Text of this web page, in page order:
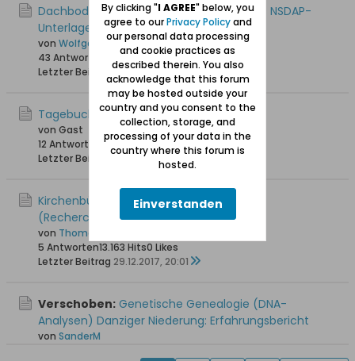
Dachbodenfund in Steegen: Zwei Kartons NSDAP-
Unterlagen
von Wolfgang
43 Antworten
49.537 Hits0 Likes
Letzter Beitrag
04.07.2019, 18:17
Tagebuch "Flucht aus Steegen"
von Gast
12 Antworten
18.388 Hits0 Likes
Letzter Beitrag
16.08.2018, 09:05
Kirchenbücher Steegen vor 1874
(Recherchemöglichkeiten)
von Thomas_G
5 Antworten13.163 Hits0 Likes
Letzter Beitrag 29.12.2017, 20:01
Verschoben: Genetische Genealogie (DNA-
Analysen) Danziger Niederung: Erfahrungsbericht
von SanderM
By clicking "I AGREE" below, you
agree to ourPrivacy Policyand
our personal data processing
and cookie practices as
described therein. You also
acknowledge that this forum
may be hosted outside your
country and you consent to the
collection, storage, and
processing of your data in the
country where this forum is
hosted.
Einverstanden